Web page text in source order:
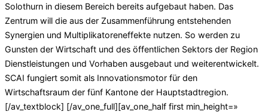
Solothurn in diesem Bereich bereits aufgebaut haben. Das
Zentrum will die aus der Zusammenführung entstehenden
Synergien und Multiplikatoreneffekte nutzen. So werden zu
Gunsten der Wirtschaft und des öffentlichen Sektors der Region
Dienstleistungen und Vorhaben ausgebaut und weiterentwickelt.
SCAI fungiert somit als Innovationsmotor für den
Wirtschaftsraum der fünf Kantone der Hauptstadtregion.
[/av_textblock] [/av_one_full][av_one_half first min_height=»